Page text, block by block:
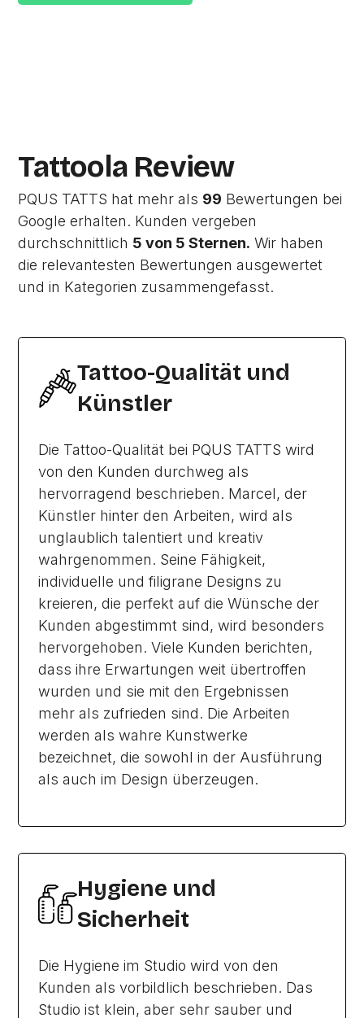
Tattoola Review
PQUS TATTS hat mehr als 99 Bewertungen bei
Google erhalten. Kunden vergeben
durchschnittlich 5 von 5 Sternen. Wir haben
die relevantesten Bewertungen ausgewertet
und in Kategorien zusammengefasst.
Tattoo-Qualität und
Künstler
Die Tattoo-Qualität bei PQUS TATTS wird
von den Kunden durchweg als
hervorragend beschrieben. Marcel, der
Künstler hinter den Arbeiten, wird als
unglaublich talentiert und kreativ
wahrgenommen. Seine Fähigkeit,
individuelle und filigrane Designs zu
kreieren, die perfekt auf die Wünsche der
Kunden abgestimmt sind, wird besonders
hervorgehoben. Viele Kunden berichten,
dass ihre Erwartungen weit übertroffen
wurden und sie mit den Ergebnissen
mehr als zufrieden sind. Die Arbeiten
werden als wahre Kunstwerke
bezeichnet, die sowohl in der Ausführung
als auch im Design überzeugen.
Hygiene und
Sicherheit
Die Hygiene im Studio wird von den
Kunden als vorbildlich beschrieben. Das
Studio ist klein, aber sehr sauber und